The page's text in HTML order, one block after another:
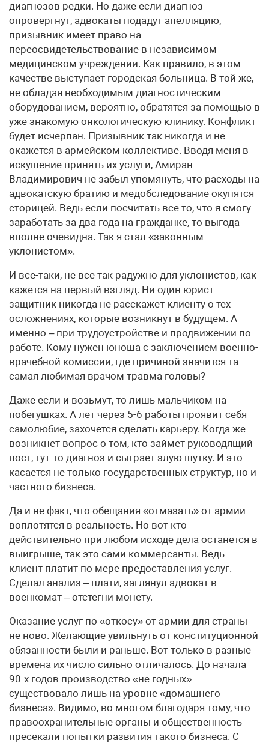
диагнозов редки. Но даже если диагноз
опровергнут, адвокаты подадут апелляцию,
призывник имеет право на
переосвидетельствование в независимом
медицинском учреждении. Как правило, в этом
качестве выступает городская больница. В той же,
не обладая необходимым диагностическим
оборудованием, вероятно, обратятся за помощью в
уже знакомую онкологическую клинику. Конфликт
будет исчерпан. Призывник так никогда и не
окажется в армейском коллективе. Вводя меня в
искушение принять их услуги, Амиран
Владимирович не забыл упомянуть, что расходы на
адвокатскую братию и медобследование окупятся
сторицей. Ведь если посчитать все то, что я смогу
заработать за два года на гражданке, то выгода
вполне очевидна. Так я стал «законным
уклонистом».
И все-таки, не все так радужно для уклонистов, как
кажется на первый взгляд. Ни один юрист-
защитник никогда не расскажет клиенту о тех
осложнениях, которые возникнут в будущем. А
именно – при трудоустройстве и продвижении по
работе. Кому нужен юноша с заключением военно-
врачебной комиссии, где причиной значится та
самая любимая врачом травма головы?
Даже если и возьмут, то лишь мальчиком на
побегушках. А лет через 5-6 работы проявит себя
самолюбие, захочется сделать карьеру. Когда же
возникнет вопрос о том, кто займет руководящий
пост, тут-то диагноз и сыграет злую шутку. И это
касается не только государственных структур, но и
частного бизнеса.
Да и не факт, что обещания «отмазать» от армии
воплотятся в реальность. Но вот кто
действительно при любом исходе дела останется в
выигрыше, так это сами коммерсанты. Ведь
клиент платит по мере предоставления услуг.
Сделал анализ – плати, заглянул адвокат в
военкомат – отстегни монету.
Оказание услуг по «откосу» от армии для страны
не ново. Желающие увильнуть от конституционной
обязанности были и раньше. Вот только в разные
времена их число сильно отличалось. До начала
90-х годов производство «не годных»
существовало лишь на уровне «домашнего
бизнеса». Видимо, во многом благодаря тому, что
правоохранительные органы и общественность
пресекали попытки развития такого бизнеса. С